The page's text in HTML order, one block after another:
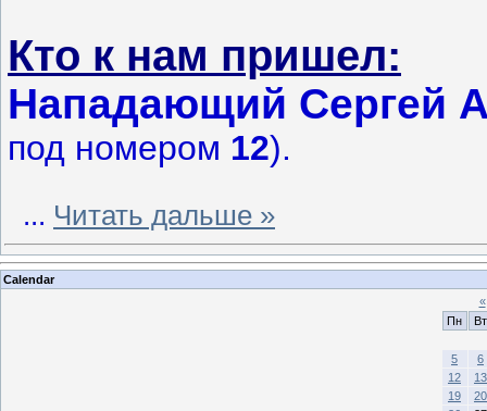
Кто к нам пришел:
Нападающий Сергей
под номером 12).
... Читать дальше »
Calendar
«
Пн
Вт
5
6
12
13
19
20